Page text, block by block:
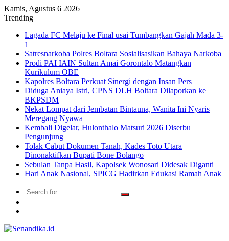
Kamis, Agustus 6 2026
Trending
Lagada FC Melaju ke Final usai Tumbangkan Gajah Mada 3-
1
Satresnarkoba Polres Boltara Sosialisasikan Bahaya Narkoba
Prodi PAI IAIN Sultan Amai Gorontalo Matangkan
Kurikulum OBE
Kapolres Boltara Perkuat Sinergi dengan Insan Pers
Diduga Aniaya Istri, CPNS DLH Boltara Dilaporkan ke
BKPSDM
Nekat Lompat dari Jembatan Bintauna, Wanita Ini Nyaris
Meregang Nyawa
Kembali Digelar, Hulonthalo Matsuri 2026 Diserbu
Pengunjung
Tolak Cabut Dokumen Tanah, Kades Toto Utara
Dinonaktifkan Bupati Bone Bolango
Sebulan Tanpa Hasil, Kapolsek Wonosari Didesak Diganti
Hari Anak Nasional, SPICG Hadirkan Edukasi Ramah Anak
Search